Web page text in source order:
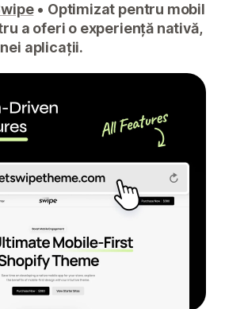
• Optimizat pentru mobil
a oferi o experiență nativă,
aplicații.